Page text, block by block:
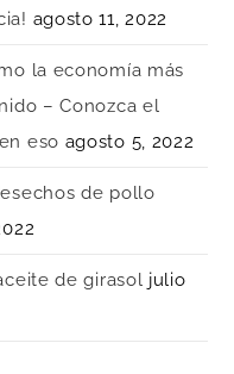
agosto 11, 2022
la economía más
– Conozca el
eso agosto 5, 2022
de pollo
de girasol julio